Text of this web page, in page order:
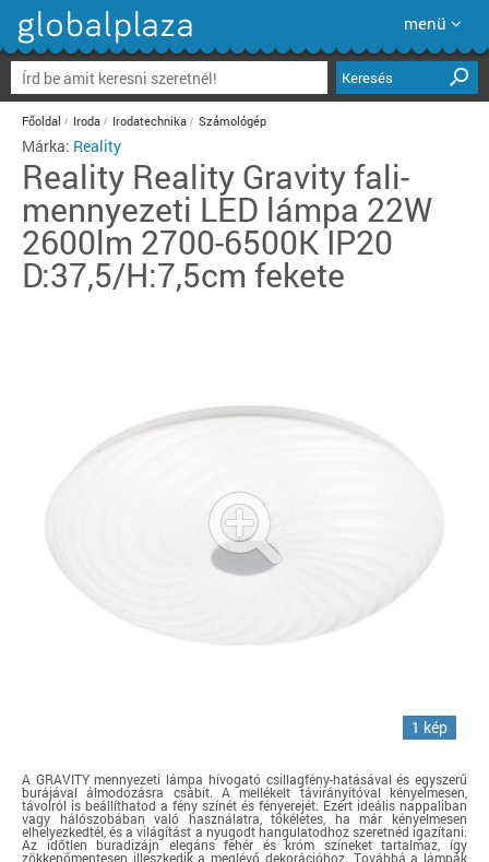
menü
Keresés
Főoldal Iroda Irodatechnika Számológép
Márka: Reality
Reality Reality Gravity fali-
mennyezeti LED lámpa 22W
2600lm 2700-6500K IP20
D:37,5/H:7,5cm fekete
1 kép
A GRAVITY mennyezeti lámpa hívogató csillagfény-hatásával és egyszerű
burájával álmodozásra csábít. A mellékelt távirányítóval kényelmesen,
távolról is beállíthatod a fény színét és fényerejét. Ezért ideális nappaliban
vagy hálószobában való használatra, tökéletes, ha már kényelmesen
elhelyezkedtél, és a világítást a nyugodt hangulatodhoz szeretnéd igazítani.
Az időtlen buradizájn elegáns fehér és króm színeket tartalmaz, így
zökkenőmentesen illeszkedik a meglévő dekorációhoz. Továbbá a lámpák